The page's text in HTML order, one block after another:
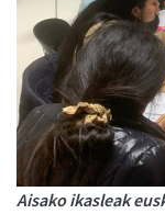
Aisako ikasleak